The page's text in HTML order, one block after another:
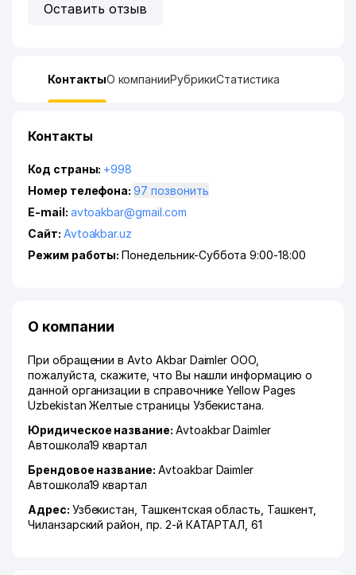
Оставить отзыв
КонтактыО компанииРубрикиСтатистика
Контакты
Код страны: +998
Номер телефона:
97 позвонить
E-mail: avtoakbar@gmail.com
Сайт: Avtoakbar.uz
Режим работы:Понедельник-Суббота 9:00-18:00
О компании
При обращении в Avto Akbar Daimler ООО,
пожалуйста, скажите, что Вы нашли информацию о
данной организации в справочнике Yellow Pages
Uzbekistan Желтые страницы Узбекистана.
Юридическое название: Avtoakbar Daimler
Автошкола19 квартал
Брендовое название: Avtoakbar Daimler
Автошкола19 квартал
Адрес: Узбекистан, Ташкентская область Ташкент,
Чиланзарский район ,пр. 2-й КАТАРТАЛ , 61